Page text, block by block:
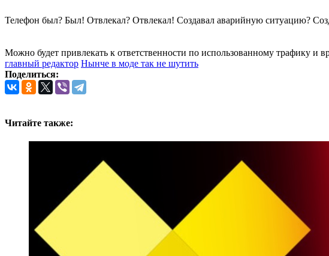
Телефон был? Был! Отвлекал? Отвлекал! Создавал аварийную ситуацию?
Можно будет привлекать к ответственности по использованному трафику и
главный редактор Нынче в моде так не шутить
Поделиться:
Читайте также: